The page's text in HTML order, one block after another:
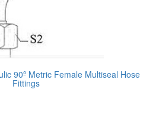
90º Metric Female Multiseal Hose
Fittings